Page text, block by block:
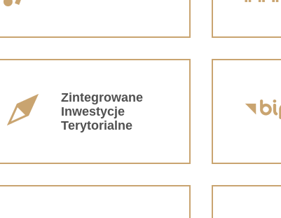
Zintegrowane
Inwestycje
Terytorialne